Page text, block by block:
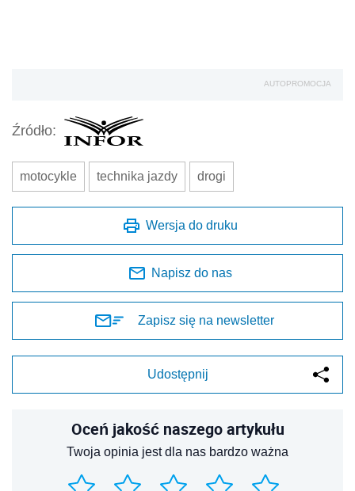
AUTOPROMOCJA
Źródło:
motocykle technika jazdy drogi
Wersja do druku
Napisz do nas
Zapisz się na newsletter
Udostępnij
Oceń jakość naszego artykułu
Twoja opinia jest dla nas bardzo ważna